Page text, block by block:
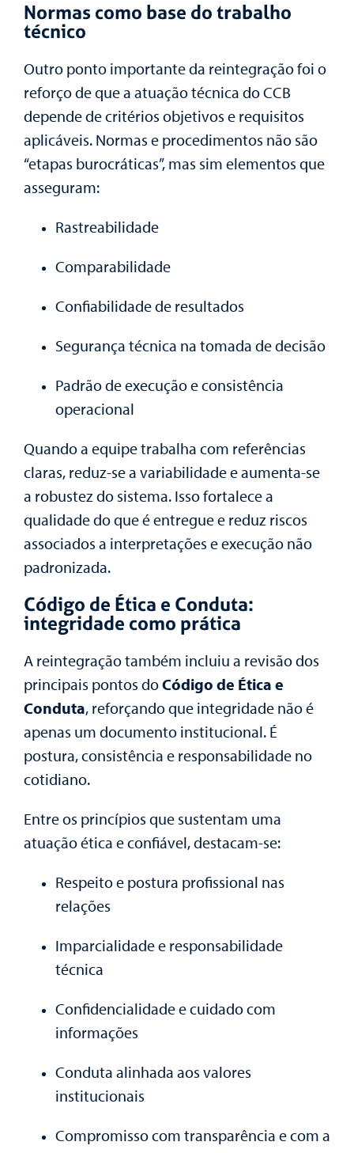
Normas como base do trabalho
técnico
Outro ponto importante da reintegração foi o
reforço de que a atuação técnica do CCB
depende de critérios objetivos e requisitos
aplicáveis. Normas e procedimentos não são
“etapas burocráticas”, mas sim elementos que
asseguram:
Rastreabilidade
Comparabilidade
Confiabilidade de resultados
Segurança técnica na tomada de decisão
Padrão de execução e consistência
operacional
Quando a equipe trabalha com referências
claras, reduz-se a variabilidade e aumenta-se
a robustez do sistema. Isso fortalece a
qualidade do que é entregue e reduz riscos
associados a interpretações e execução não
padronizada.
Código de Ética e Conduta:
integridade como prática
A reintegração também incluiu a revisão dos
principais pontos doCódigo de Ética e
Conduta, reforçando que integridade não é
apenas um documento institucional. É
postura, consistência e responsabilidade no
cotidiano.
Entre os princípios que sustentam uma
atuação ética e confiável, destacam-se:
Respeito e postura profissional nas
relações
Imparcialidade e responsabilidade
técnica
Confidencialidade e cuidado com
informações
Conduta alinhada aos valores
institucionais
Compromisso com transparência e com a